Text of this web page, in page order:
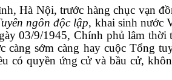
Hà Nội, trước hàng chục vạn
ngôn độc lập, khai sinh nước
03/9/1945, Chính phủ lâm
sớm càng hay cuộc Tổng
có quyền ứng cử và bầu cử,